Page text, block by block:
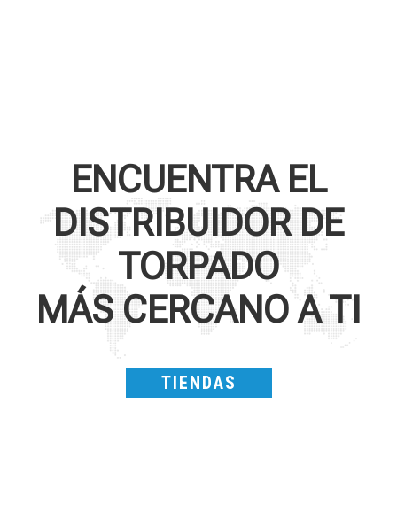
ENCUENTRA EL
DISTRIBUIDOR DE
TORPADO
MÁS CERCANO A TI
TIENDAS